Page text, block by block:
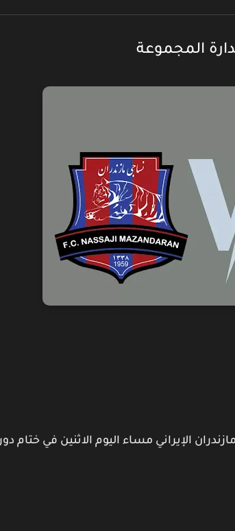
المجموعة
الإيراني مساء اليوم الاثنين في ختام دور